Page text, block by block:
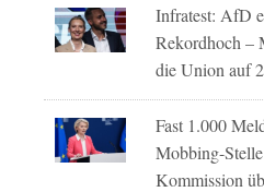
Infratest: AfD
Rekordhoch –
die Union auf
Fast 1.000
Mobbing-
Kommission